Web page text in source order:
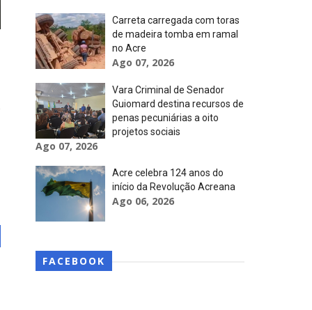
Carreta carregada com toras
de madeira tomba em ramal
no Acre
Ago 07, 2026
Vara Criminal de Senador
Guiomard destina recursos de
penas pecuniárias a oito
projetos sociais
Ago 07, 2026
Acre celebra 124 anos do
início da Revolução Acreana
Ago 06, 2026
FACEBOOK